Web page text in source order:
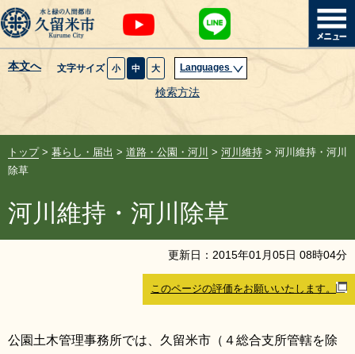
本文へ 文字サイズ 小 中 大 Languages
検索方法
暮らし・届出
健康・医療・福祉
観光魅力・イベント
サイトマップ 組織から探す
トップ> 暮らし・届出 > 道路・公園・河川 > 河川維持 > 河川維持・河川
除草
河川維持・河川除草
更新日： 2015年01 月05日 08時04分
このページの評価をお願いいたします。
公園土木管理事務所では、久留米市（４総合支所管轄を除